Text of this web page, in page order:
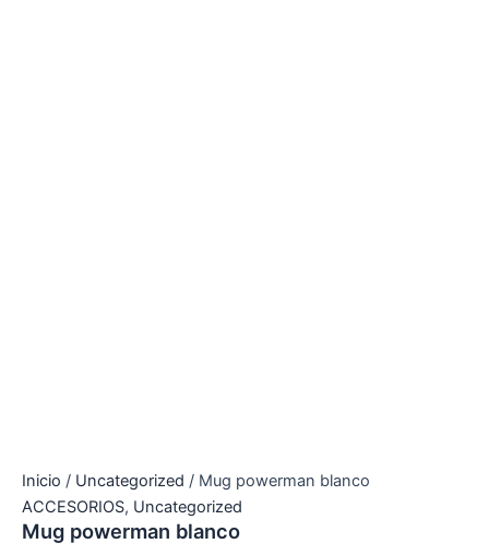
Inicio / Uncategorized / Mug powerman blanco
ACCESORIOS, Uncategorized
Mug powerman blanco